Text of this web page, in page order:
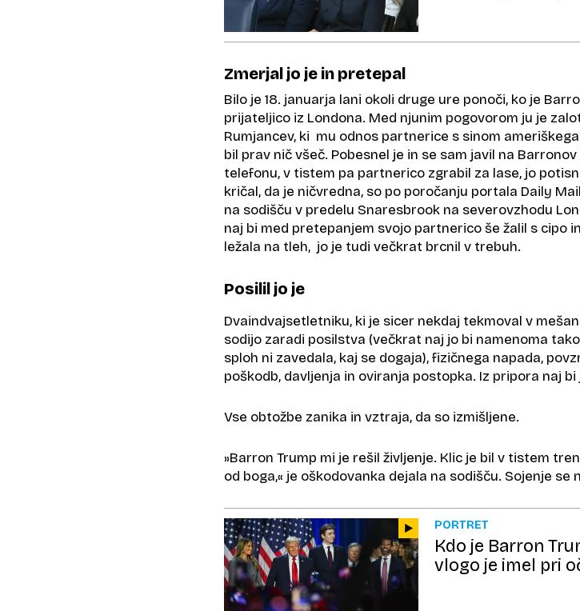
Zmerjal jo je in pretepal
Bilo je 18. januarja lani okoli druge ure ponoči, ko je
prijateljico iz Londona. Med njunim pogovorom ju je
Rumjancev, ki mu odnos partnerice s sinom
bil prav nič všeč. Pobesnel je in se sam javil na
telefonu, v tistem pa partnerico zgrabil za lase, jo
kričal, da je ničvredna, so po poročanju portala Daily
na sodišču v predelu Snaresbrook na severovzhodu
naj bi med pretepanjem svojo partnerico še žalil s cipo
ležala na tleh, jo je tudi večkrat brcnil v trebuh.
Posilil jo je
Dvaindvajsetletniku, ki je sicer nekdaj tekmoval v
sodijo zaradi posilstva (večkrat naj jo bi namenoma
sploh ni zavedala, kaj se dogaja), fizičnega napada,
poškodb, davljenja in oviranja postopka. Iz pripora naj
Vse obtožbe zanika in vztraja, da so izmišljene.
»Barron Trump mi je rešil življenje. Klic je bil v tistem
od boga,« je oškodovanka dejala na sodišču. Sojenje se
PORTRET
Kdo je Barron
vlogo je imel pri